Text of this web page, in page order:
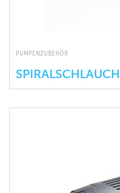
PUMPENZUBEHÖR
SPIRALSCHLAUCH